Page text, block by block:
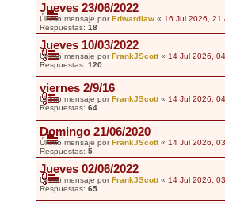
Jueves 23/06/2022
Último mensaje porEdwardlaw « 16 Jul 2026,
Respuestas: 18
Jueves 10/03/2022
Último mensaje porFrankJScott« 14 Jul 2026,
Respuestas: 120
viernes 2/9/16
Último mensaje por FrankJScott« 14 Jul 2026,
Respuestas: 64
Domingo 21/06/2020
Último mensaje porFrankJScott« 14 Jul 2026,
Respuestas: 5
Jueves 02/06/2022
Último mensaje porFrankJScott« 14 Jul 2026,
Respuestas: 65